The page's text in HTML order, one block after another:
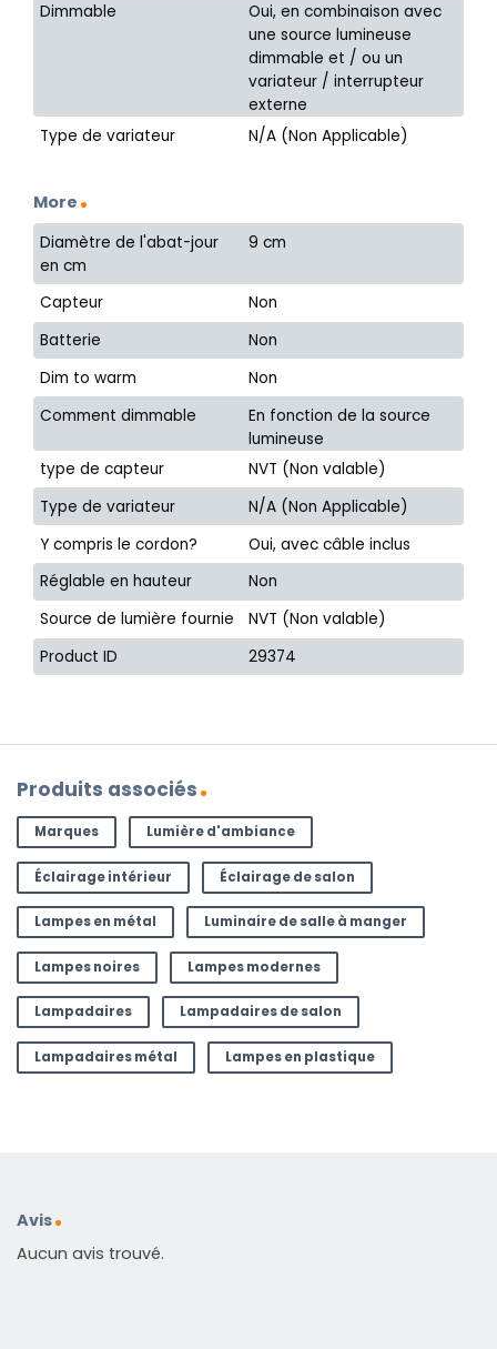
Dimmable
Oui, en combinaison avec
une source lumineuse
dimmable et / ou un
variateur / interrupteur
externe
Type de variateur
N/A (Non Applicable)
More
Diamètre de l'abat-jour
en cm
9 cm
Capteur
Non
Batterie
Non
Dim to warm
Non
Comment dimmable
En fonction de la source
lumineuse
type de capteur
NVT (Non valable)
Type de variateur
N/A (Non Applicable)
Y compris le cordon?
Oui, avec câble inclus
Réglable en hauteur
Non
Source de lumière fournie
NVT (Non valable)
Product ID
29374
Produits associés
Marques Lumière d'ambiance
Éclairage intérieur Éclairage de salon
Lampes en métal Luminaire de salle à manger
Lampes noires Lampes modernes
Lampadaires Lampadaires de salon
Lampadaires métal Lampes en plastique
Avis
Aucun avis trouvé.